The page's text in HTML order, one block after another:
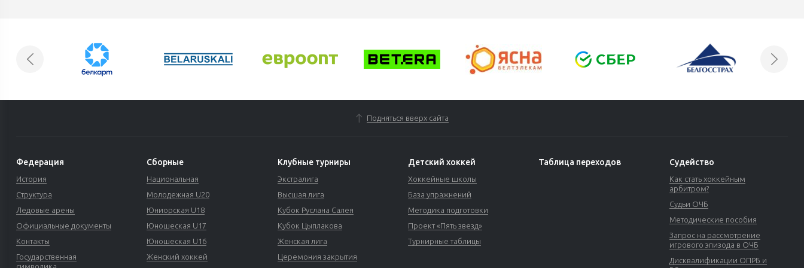
Подняться вверх сайта
Федерация
История
Структура
Ледовые арены
Официальные документы
Контакты
Государственная
символика
Сборные
Национальная
Молодежная U20
Юниорская U18
Юношеская U17
Юношеская U16
Женский хоккей
Клубные турниры
Экстралига
Высшая лига
Кубок Руслана Салея
Кубок Цыплакова
Женская лига
Церемония закрытия
Детский хоккей
Хоккейные школы
База упражнений
Методика подготовки
Проект «Пять звезд»
Турнирные таблицы
Таблица переходов Судейство
Как стать хоккейным
арбитром?
Судьи ОЧБ
Методические пособия
Запрос на рассмотрение
игрового эпизода в ОЧБ
Дисквалификации ОПРБ и